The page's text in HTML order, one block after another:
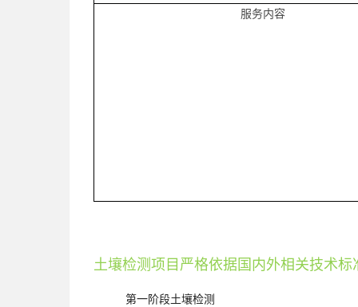
服务内容
土壤检测项目严格依据国内外相关技术
第一阶段土壤检测